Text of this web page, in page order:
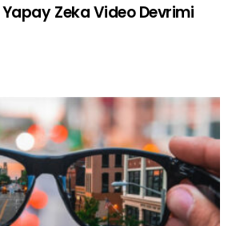
Yapay Zeka Video Devrimi